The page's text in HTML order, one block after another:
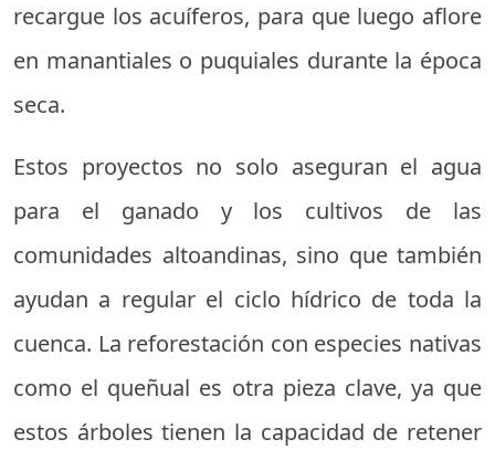
recargue los acuíferos, para que luego aflore
en manantiales o puquiales durante la época
seca.
Estos proyectos no solo aseguran el agua
para el ganado y los cultivos de las
comunidades altoandinas, sino que también
ayudan a regular el ciclo hídrico de toda la
cuenca. La reforestación con especies nativas
como el queñual es otra pieza clave, ya que
estos árboles tienen la capacidad de retener